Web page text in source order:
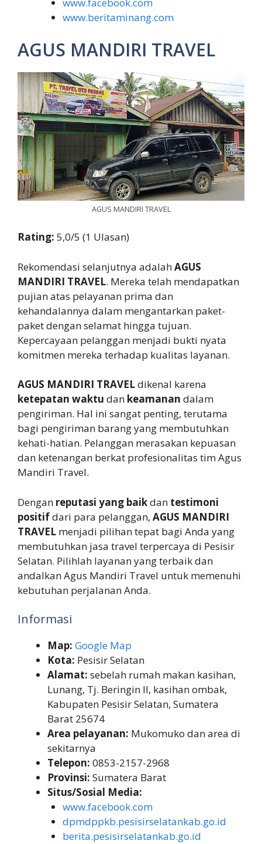
www.beritaminang.com
AGUS MANDIRI TRAVEL
AGUS MANDIRI TRAVEL
Rating: 5,0/5 (1 Ulasan)
Rekomendasi selanjutnya adalahAGUS
MANDIRI TRAVEL. Mereka telah mendapatkan
pujian atas pelayanan prima dan
kehandalannya dalam mengantarkan paket-
paket dengan selamat hingga tujuan.
Kepercayaan pelanggan menjadi bukti nyata
komitmen mereka terhadap kualitas layanan.
AGUS MANDIRI TRAVELdikenal karena
ketepatan waktu dan keamanan dalam
pengiriman. Hal ini sangat penting, terutama
bagi pengiriman barang yang membutuhkan
kehati-hatian. Pelanggan merasakan kepuasan
dan ketenangan berkat profesionalitas tim Agus
Mandiri Travel.
Dengan reputasi yang baikdan testimoni
positifdari para pelanggan, AGUS MANDIRI
TRAVEL menjadi pilihan tepat bagi Anda yang
membutuhkan jasa travel terpercaya di Pesisir
Selatan. Pilihlah layanan yang terbaik dan
andalkan Agus Mandiri Travel untuk memenuhi
kebutuhan perjalanan Anda.
Informasi
Map: Google Map
Kota: Pesisir Selatan
Alamat: sebelah rumah makan kasihan,
Lunang, Tj. Beringin II, kasihan ombak,
Kabupaten Pesisir Selatan, Sumatera
Barat 25674
Area pelayanan: Mukomuko dan area di
sekitarnya
Telepon: 0853-2157-2968
Provinsi: Sumatera Barat
Situs/Sosial Media:
www.facebook.com
dpmdppkb.pesisirselatankab.go.id
berita.pesisirselatankab.go.id